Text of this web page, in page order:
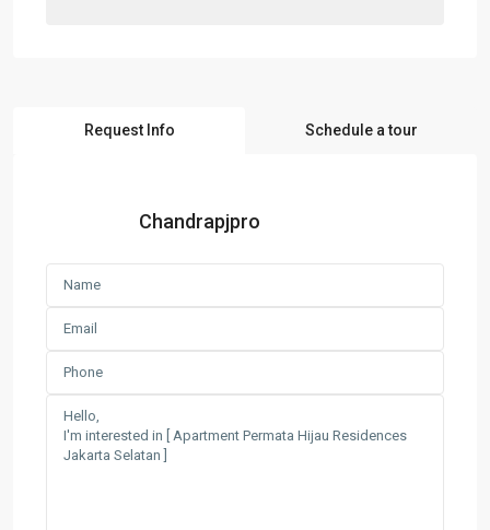
Request Info Schedule a tour
Chandrapjpro